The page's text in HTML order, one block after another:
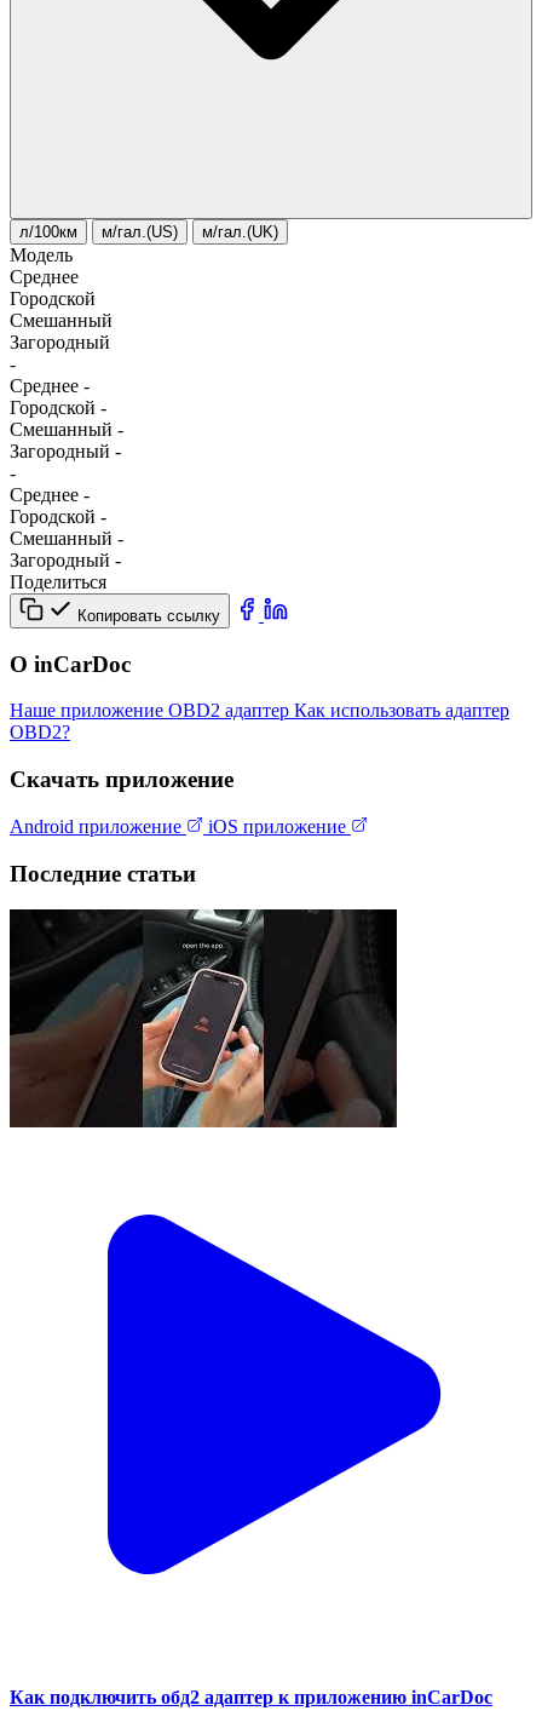
л/100км м/гал.(US) м/гал.(UK)
Модель
Среднее
Городской
Смешанный
Загородный
-
Среднее -
Городской -
Смешанный -
Загородный -
-
Среднее -
Городской -
Смешанный -
Загородный -
Поделиться
Копировать ссылку
О inCarDoc
Наше приложение OBD2 адаптер Как использовать адаптер
OBD2?
Скачать приложение
Android приложение iOS приложение
Последние статьи
Как подключить обд2 адаптер к приложению inCarDoc